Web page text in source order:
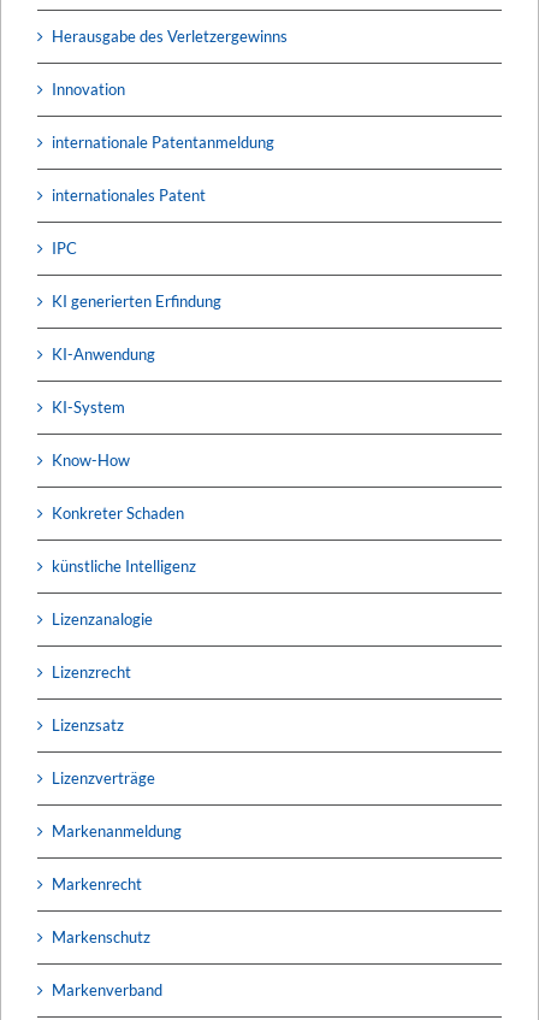
Herausgabe des Verletzergewinns
Innovation
internationale Patentanmeldung
internationales Patent
IPC
KI generierten Erfindung
KI-Anwendung
KI-System
Know-How
Konkreter Schaden
künstliche Intelligenz
Lizenzanalogie
Lizenzrecht
Lizenzsatz
Lizenzverträge
Markenanmeldung
Markenrecht
Markenschutz
Markenverband